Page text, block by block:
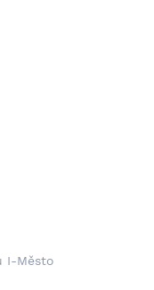
I-Město